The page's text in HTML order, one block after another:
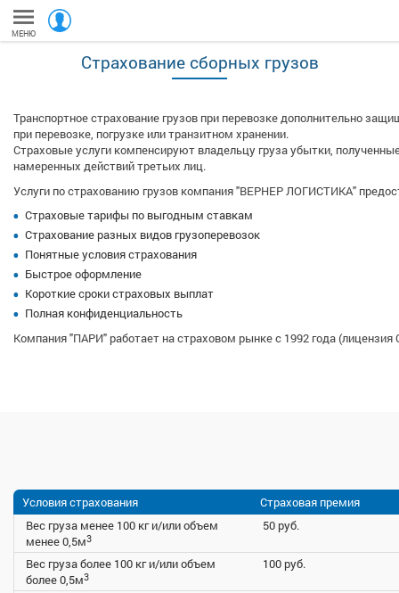
МЕНЮ
Страхование сборных грузов
Транспортное страхование грузов при перевозке дополнительно
при перевозке, погрузке или транзитном хранении.
Страховые услуги компенсируют владельцу груза убытки,
намеренных действий третьих лиц.
Услуги по страхованию грузов компания "ВЕРНЕР ЛОГИСТИКА"
Страховые тарифы по выгодным ставкам
Страхование разных видов грузоперевозок
Понятные условия страхования
Быстрое оформление
Короткие сроки страховых выплат
Полная конфиденциальность
Компания "ПАРИ" работает на страховом рынке с 1992 года (лицензия
Условия страхования
Страховая премия
Вес груза менее 100 кг и/или объем
менее 0,5м3
50 руб.
Вес груза более 100 кг и/или объем
более 0,5м3
100 руб.